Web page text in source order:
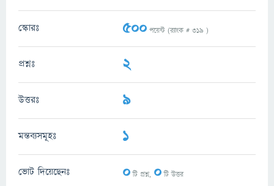
স্কোরঃ 500 পয়েন্ট (র‌্যাংক # 319 )
প্রশ্নঃ 2
উত্তরঃ 9
মন্তব্যসমূহঃ 1
ভোট দিয়েছেনঃ 0টি প্রশ্ন, 0টি উত্তর